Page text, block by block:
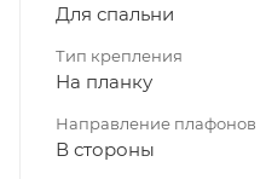
Для спальни
Тип крепления
На планку
Направление плафонов
В стороны